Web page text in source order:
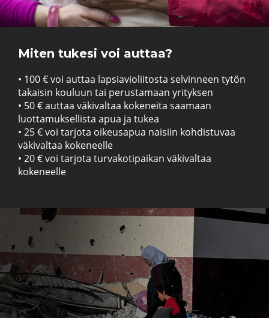
Miten tukesi voi auttaa?
• 100 € voi auttaa lapsiavioliitosta selvinneen tytön
takaisin kouluun tai perustamaan yrityksen
• 50 € auttaa väkivaltaa kokeneita saamaan
luottamuksellista apua ja tukea
• 25 € voi tarjota oikeusapua naisiin kohdistuvaa
väkivaltaa kokeneelle
• 20 € voi tarjota turvakotipaikan väkivaltaa
kokeneelle